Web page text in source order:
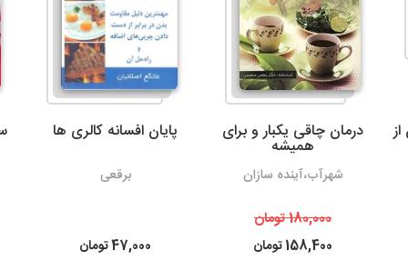
می‌شود.
3- پست پیشتاز و سفارشی
ساعت بعد از ثبت سفارش می باشد. البته در مناسبت های خاص و
محترم برسد.
پایان افسانه کالری ها
برقعی
47,000تومان
درمان چاقی یکبار و برای
همیشه
شهرآب،آینده سازان
180,000تومان
158,400تومان